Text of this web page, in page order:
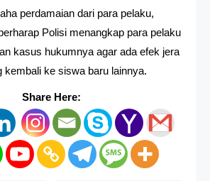
perdamaian dari para pelaku,
Polisi menangkap para pelaku
kasus hukumnya agar ada efek jera
kembali ke siswa baru lainnya.
Share Here: